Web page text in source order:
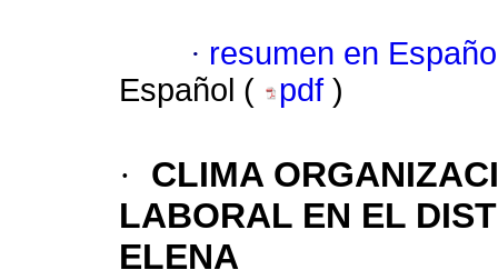
· resumen en
Español (
pdf )
·
CLIMA
LABORAL EN EL
ELENA